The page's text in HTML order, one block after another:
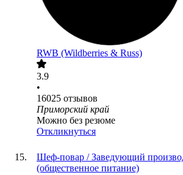
RWB (Wildberries & Russ)
3.9
•
16025 отзывов
Приморский край
Можно без резюме
Откликнуться
Шеф-повар / Заведующий
(общественное питание)